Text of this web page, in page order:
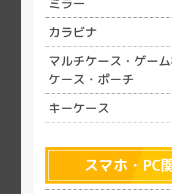
カラビナ
マルチケース・ゲー
ケース・ポーチ
キーケース
スマホ・PC